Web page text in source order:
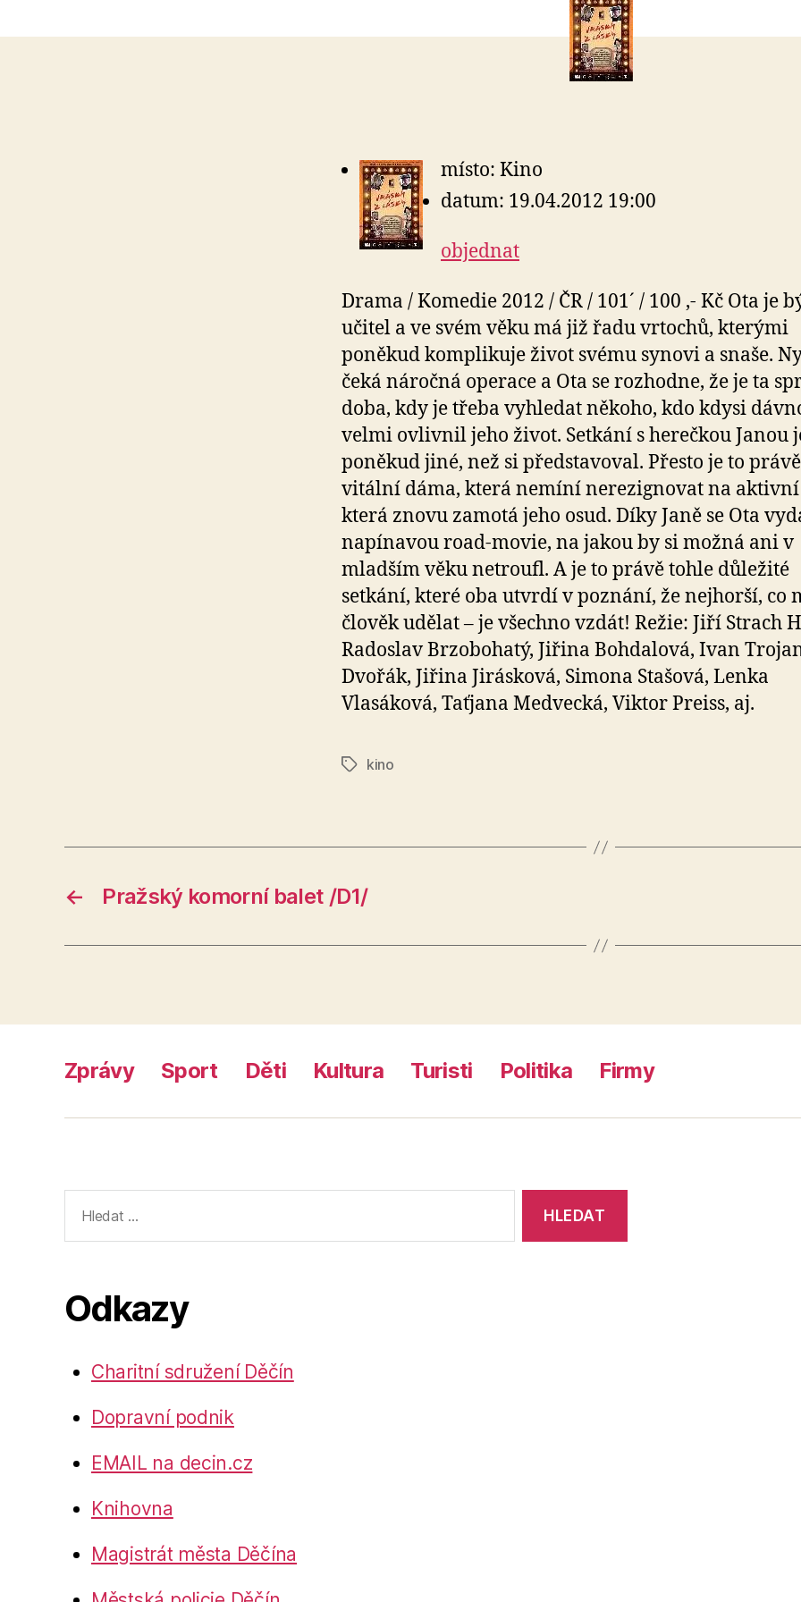
místo: Kino
datum: 19.04.2012 19:00
objednat
Drama / Komedie 2012 / ČR / 101´ / 100 ,- Kč Ota je
učitel a ve svém věku má již řadu vrtochů, kterými
poněkud komplikuje život svému synovi a snaše.
čeká náročná operace a Ota se rozhodne, že je ta
doba, kdy je třeba vyhledat někoho, kdo kdysi
velmi ovlivnil jeho život. Setkání s herečkou Janou
poněkud jiné, než si představoval. Přesto je to
vitální dáma, která nemíní nerezignovat na
která znovu zamotá jeho osud. Díky Janě se Ota
napínavou road-movie, na jakou by si možná ani v
mladším věku netroufl. A je to právě tohle důležité
setkání, které oba utvrdí v poznání, že nejhorší, co
člověk udělat – je všechno vzdát! Režie: Jiří Strach
Radoslav Brzobohatý, Jiřina Bohdalová, Ivan
Dvořák, Jiřina Jirásková, Simona Stašová, Lenka
Vlasáková, Taťjana Medvecká, Viktor Preiss, aj.
Štítkykino
← Pražský komorní balet /D1/
Zprávy Sport Děti Kultura Turisti Politika Firmy
vyhledávání:
Odkazy
Charitní sdružení Děčín
Dopravní podnik
EMAIL na decin.cz
Knihovna
Magistrát města Děčína